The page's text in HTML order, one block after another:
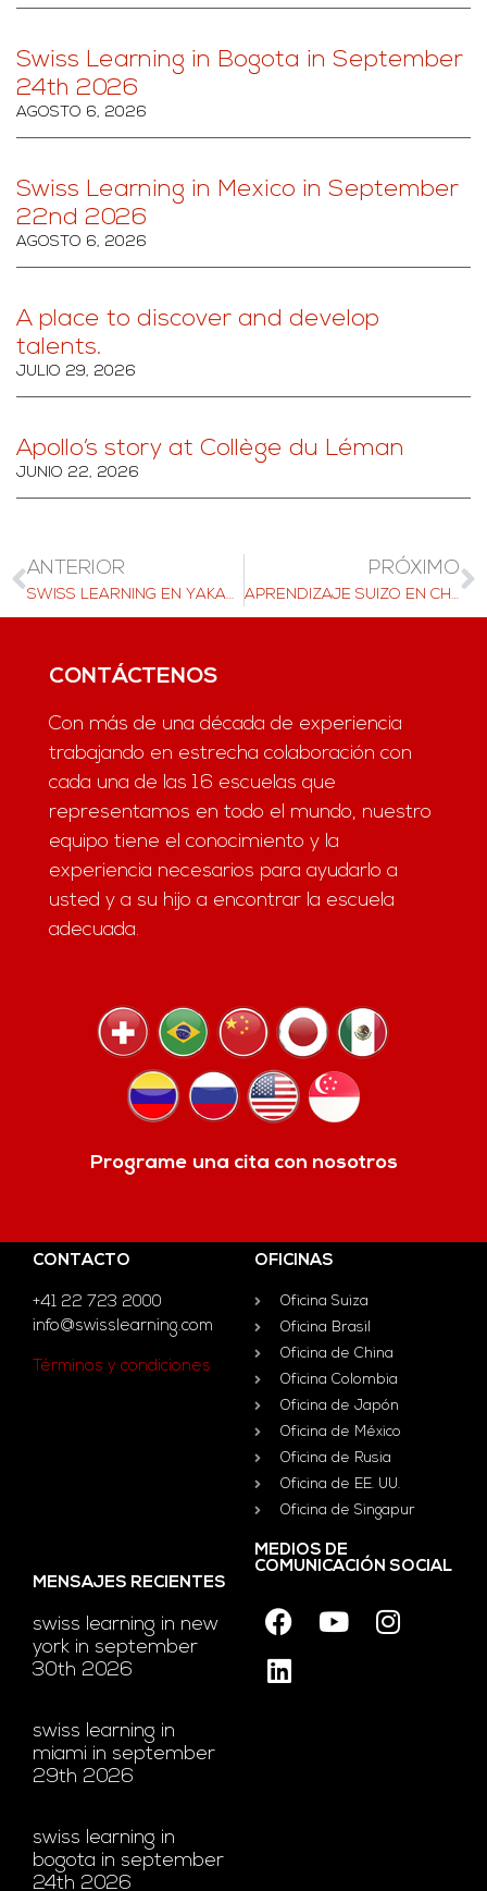
Swiss Learning in Bogota in September
24th 2026
AGOSTO 6, 2026
Swiss Learning in Mexico in September
22nd 2026
AGOSTO 6, 2026
A place to discover and develop
talents.
JULIO 29, 2026
Apollo’s story at Collège du Léman
JUNIO 22, 2026
ANTERIOR
SWISS LEARNING EN YAKARTA, 30 DE NOVIEMBRE DE 2025
PRÓXIMO
APRENDIZAJE SUIZO EN CHINA Y HONG KONG EN DICIEMBRE DE 2025
CONTÁCTENOS
Con más de una década de experiencia
trabajando en estrecha colaboración con
cada una de las 16 escuelas que
representamos en todo el mundo, nuestro
equipo tiene el conocimiento y la
experiencia necesarios para ayudarlo a
usted y a su hijo a encontrar la escuela
adecuada.
Programe una cita con nosotros
CONTACTO
+41 22 723 2000
info@swisslearning.com
Términos y condiciones
OFICINAS
Oficina Suiza
Oficina Brasil
Oficina de China
Oficina Colombia
Oficina de Japón
Oficina de México
Oficina de Rusia
Oficina de EE. UU.
Oficina de Singapur
MENSAJES RECIENTES
swiss learning in new
york in september
30th 2026
swiss learning in
miami in september
29th 2026
swiss learning in
bogota in september
24th 2026
MEDIOS DE
COMUNICACIÓN SOCIAL